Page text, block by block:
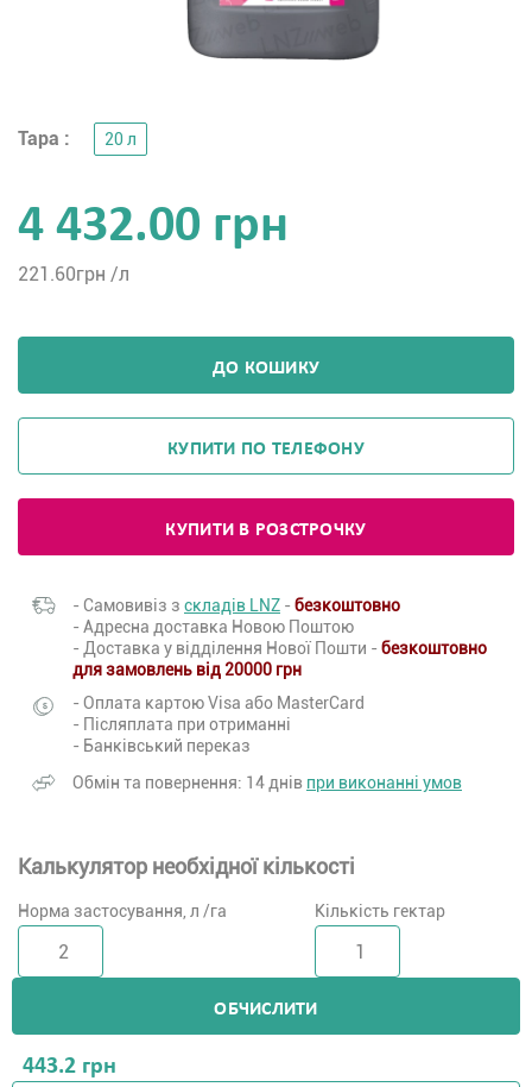
Тара : 20 л
4 432.00 грн
221.60грн /л
ДО КОШИКУ
КУПИТИ ПО ТЕЛЕФОНУ
КУПИТИ В РОЗСТРОЧКУ
- Самовивіз з складів LNZ - безкоштовно
- Адресна доставка Новою Поштою
- Доставка у відділення Нової Пошти - безкоштовно
для замовлень від 20000 грн
- Оплата картою Visa або MasterCard
- Післяплата при отриманні
- Банківський переказ
Обмін та повернення: 14 днів при виконанні умов
Калькулятор необхідної кількості
Норма застосування, л /га Кількість гектар
ОБЧИСЛИТИ
443.2 грн